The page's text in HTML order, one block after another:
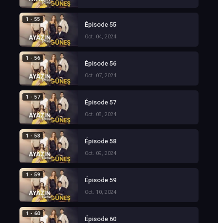
1 - 55
Épisode 55
Oct. 04, 2024
1 - 56
Épisode 56
Oct. 07, 2024
1 - 57
Épisode 57
Oct. 08, 2024
1 - 58
Épisode 58
Oct. 09, 2024
1 - 59
Épisode 59
Oct. 10, 2024
1 - 60
Épisode 60